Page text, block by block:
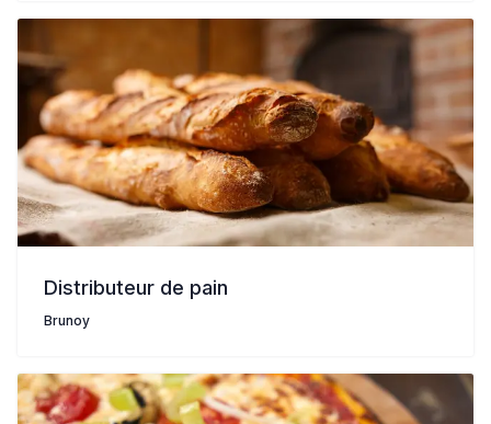
Distributeur de pain
Brunoy